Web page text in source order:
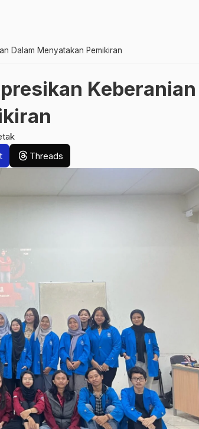
Dalam Menyatakan Pemikiran
Keberanian
Threads